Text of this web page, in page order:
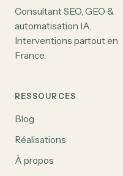
Consultant SEO, GEO &
automatisation IA.
Interventions partout en
France.
RESSOURCES
Blog
Réalisations
À propos